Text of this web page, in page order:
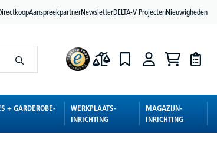
AanspreekpartnerNewsletterDELTA-V ProjectenNieuwigheden
+ GARDEROBE-
WERKPLAATS-
INRICHTING
MAGAZIJN-
INRICHTING